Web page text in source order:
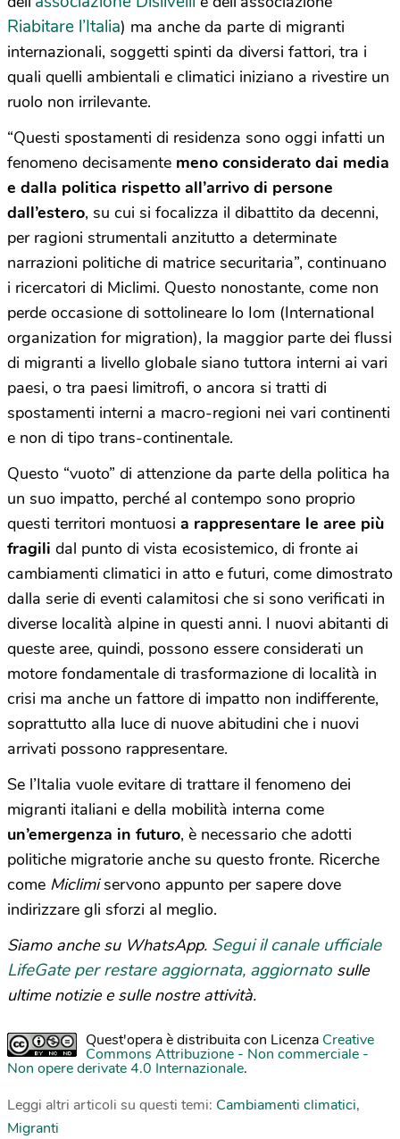
Riabitare l’Italia) ma anche da parte di migranti
internazionali, soggetti spinti da diversi fattori, tra i
quali quelli ambientali e climatici iniziano a rivestire un
ruolo non irrilevante.
“Questi spostamenti di residenza sono oggi infatti un
fenomeno decisamente meno considerato dai media
e dalla politica rispetto all’arrivo di persone
dall’estero, su cui si focalizza il dibattito da decenni,
per ragioni strumentali anzitutto a determinate
narrazioni politiche di matrice securitaria”, continuano
i ricercatori di Miclimi. Questo nonostante, come non
perde occasione di sottolineare lo Iom (International
organization for migration), la maggior parte dei flussi
di migranti a livello globale siano tuttora interni ai vari
paesi, o tra paesi limitrofi, o ancora si tratti di
spostamenti interni a macro-regioni nei vari continenti
e non di tipo trans-continentale.
Questo “vuoto” di attenzione da parte della politica ha
un suo impatto, perché al contempo sono proprio
questi territori montuosi a rappresentare le aree più
fragili dal punto di vista ecosistemico, di fronte ai
cambiamenti climatici in atto e futuri, come dimostrato
dalla serie di eventi calamitosi che si sono verificati in
diverse località alpine in questi anni. I nuovi abitanti di
queste aree, quindi, possono essere considerati un
motore fondamentale di trasformazione di località in
crisi ma anche un fattore di impatto non indifferente,
soprattutto alla luce di nuove abitudini che i nuovi
arrivati possono rappresentare.
Se l’Italia vuole evitare di trattare il fenomeno dei
migranti italiani e della mobilità interna come
un’emergenza in futuro, è necessario che adotti
politiche migratorie anche su questo fronte. Ricerche
come Miclimiservono appunto per sapere dove
indirizzare gli sforzi al meglio.
Siamo anche su WhatsApp. Segui il canale ufficiale
LifeGate per restare aggiornata, aggiornato sulle
ultime notizie e sulle nostre attività.
Quest'opera è distribuita con Licenza Creative
Commons Attribuzione - Non commerciale -
Non opere derivate 4.0 Internazionale.
Leggi altri articoli su questi temi: Cambiamenti climatici,
Migranti